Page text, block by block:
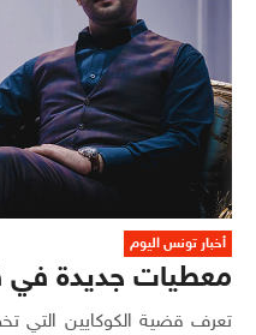
أخبار تونس اليوم
معطيات جديدة في
تعرف قضية الكوكايين التي